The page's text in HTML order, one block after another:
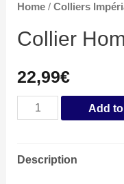
Home /Colliers
Collier
22,99€
Collier
quantity
Add
Description